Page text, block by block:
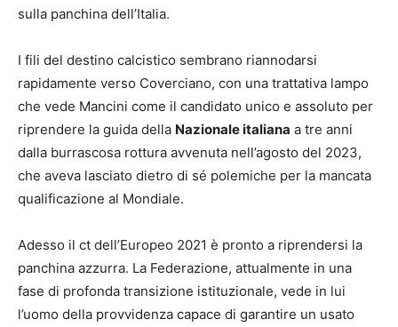
sulla panchina dell’Italia.
I fili del destino calcistico sembrano riannodarsi
rapidamente verso Coverciano, con una trattativa lampo
che vede Mancini come il candidato unico e assoluto per
riprendere la guida della Nazionale italiana a tre anni
dalla burrascosa rottura avvenuta nell’agosto del 2023,
che aveva lasciato dietro di sé polemiche per la mancata
qualificazione al Mondiale.
Adesso il ct dell’Europeo 2021 è pronto a riprendersi la
panchina azzurra. La Federazione, attualmente in una
fase di profonda transizione istituzionale, vede in lui
l’uomo della provvidenza capace di garantire un usato